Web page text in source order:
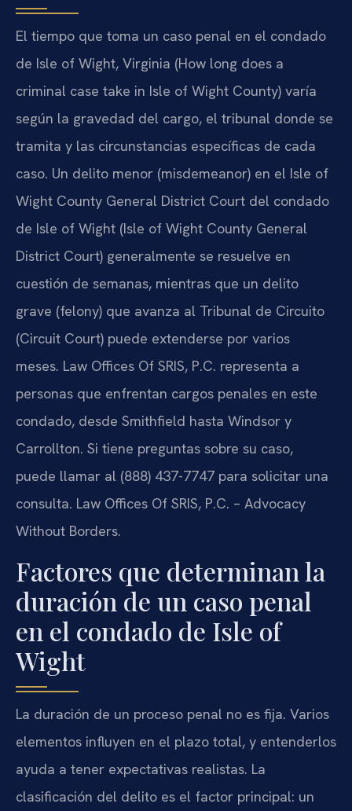
El tiempo que toma un caso penal en el condado
de Isle of Wight, Virginia (How long does a
criminal case take in Isle of Wight County) varía
según la gravedad del cargo, el tribunal donde se
tramita y las circunstancias específicas de cada
caso. Un delito menor (misdemeanor) en el Isle of
Wight County General District Court del condado
de Isle of Wight (Isle of Wight County General
District Court) generalmente se resuelve en
cuestión de semanas, mientras que un delito
grave (felony) que avanza al Tribunal de Circuito
(Circuit Court) puede extenderse por varios
meses. Law Offices Of SRIS, P.C. representa a
personas que enfrentan cargos penales en este
condado, desde Smithfield hasta Windsor y
Carrollton. Si tiene preguntas sobre su caso,
puede llamar al (888) 437-7747 para solicitar una
consulta. Law Offices Of SRIS, P.C. – Advocacy
Without Borders.
Factores que determinan la
duración de un caso penal
en el condado de Isle of
Wight
La duración de un proceso penal no es fija. Varios
elementos influyen en el plazo total, y entenderlos
ayuda a tener expectativas realistas. La
clasificación del delito es el factor principal: un